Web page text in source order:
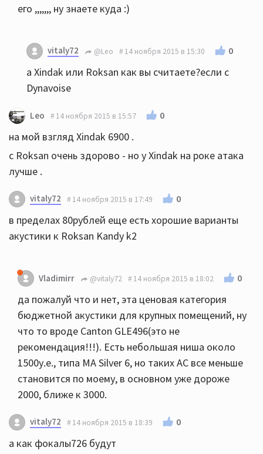
его ,,,,,,, ну знаете куда :)
vitaly72 @Leo 14 ноября 2015 в 15:30 0
а Xindak или Roksan как вы считаете?если с
Dynavoise
Leo 14 ноября 2015 в 15:57 0
на мой взгляд Xindak 6900 .
c Roksan очень здорово - но у Xindak на роке атака
лучше .
vitaly72 14 ноября 2015 в 17:49 0
в пределах 80рублей еще есть хорошие варианты
акустики к Roksan Kandy k2
Vladimirr @vitaly72 14 ноября 2015 в 18:02 0
да пожалуй что и нет, эта ценовая категория
бюджетной акустики для крупных помещений, ну
что то вроде Canton GLE496(это не
рекомендация!!!). Есть небольшая ниша около
1500у.е., типа MA Silver 6, но таких АС все меньше
становится по моему, в основном уже дороже
2000, ближе к 3000.
vitaly72 14 ноября 2015 в 18:39 0
а как фокалы726 будут